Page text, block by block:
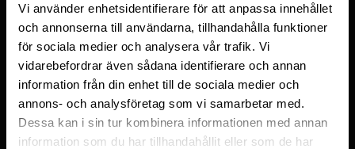
Vi använder enhetsidentifierare för att anpassa innehållet
och annonserna till användarna, tillhandahålla funktioner
för sociala medier och analysera vår trafik. Vi
vidarebefordrar även sådana identifierare och annan
information från din enhet till de sociala medier och
annons- och analysföretag som vi samarbetar med.
Dessa kan i sin tur kombinera informationen med annan
information som du har tillhandahållit eller som de har
Managed Server
Cloud
Microsoft 365 Business
Fler tjänster
Lösningar
Byråer
LiteSpeed Webbhotell